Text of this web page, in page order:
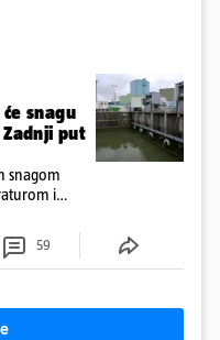
snagu
put
snagom
i
90 dana.
59